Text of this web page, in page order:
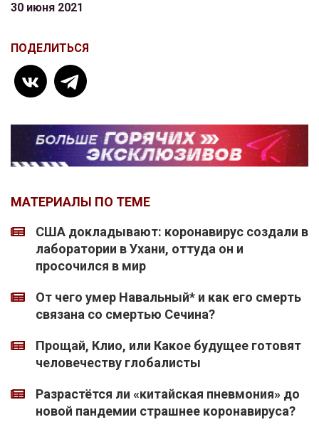
30 июня 2021
ПОДЕЛИТЬСЯ
МАТЕРИАЛЫ ПО ТЕМЕ
США докладывают: коронавирус создали в
лаборатории в Ухани, оттуда он и
просочился в мир
От чего умер Навальный* и как его смерть
связана со смертью Сечина?
Прощай, Клио, или Какое будущее готовят
человечеству глобалисты
Разрастётся ли «китайская пневмония» до
новой пандемии страшнее коронавируса?